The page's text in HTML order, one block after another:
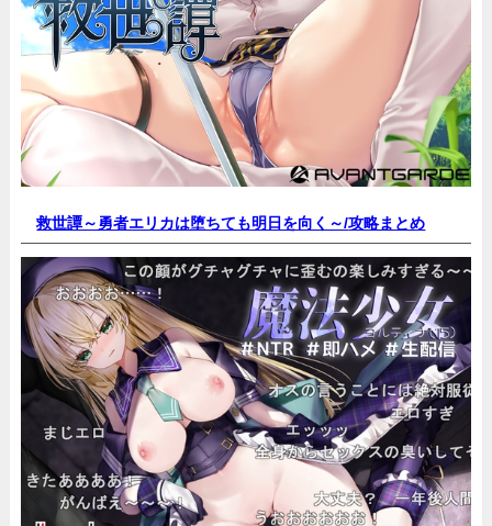
救世譚～勇者エリカは堕ちても明日を向く～/攻略まとめ